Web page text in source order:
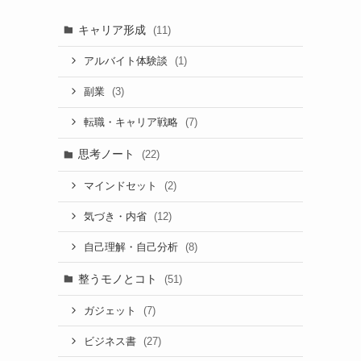
キャリア形成 (11)
アルバイト体験談 (1)
副業 (3)
転職・キャリア戦略 (7)
思考ノート (22)
マインドセット (2)
気づき・内省 (12)
自己理解・自己分析 (8)
整うモノとコト (51)
ガジェット (7)
ビジネス書 (27)